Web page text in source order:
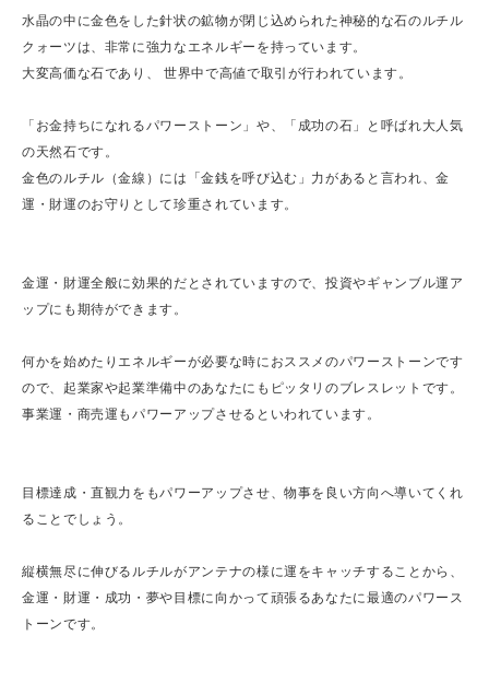
水晶の中に金色をした針状の鉱物が閉じ込められた神秘的な石のルチル
クォーツは、非常に強力なエネルギーを持っています。
大変高価な石であり、 世界中で高値で取引が行われています。
「お金持ちになれるパワーストーン」や、「成功の石」と呼ばれ大人気
の天然石です。
金色のルチル（金線）には「金銭を呼び込む」力があると言われ、金
運・財運のお守りとして珍重されています。
金運・財運全般に効果的だとされていますので、投資やギャンブル運ア
ップにも期待ができます。
何かを始めたりエネルギーが必要な時におススメのパワーストーンです
ので、起業家や起業準備中のあなたにもピッタリのブレスレットです。
事業運・商売運もパワーアップさせるといわれています。
目標達成・直観力をもパワーアップさせ、物事を良い方向へ導いてくれ
ることでしょう。
縦横無尽に伸びるルチルがアンテナの様に運をキャッチすることから、
金運・財運・成功・夢や目標に向かって頑張るあなたに最適のパワース
トーンです。